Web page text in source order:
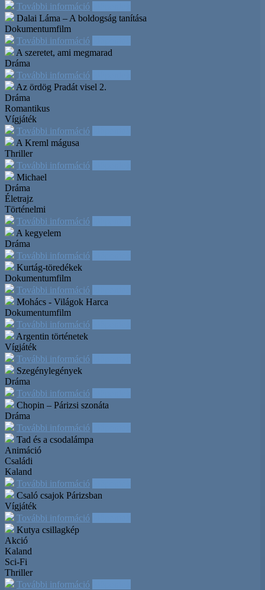
További információ
Dalai Láma – A boldogság tanítása
Dokumentumfilm
További információ
A szeretet, ami megmarad
Dráma
További információ
Az ördög Pradát visel 2.
Dráma
Romantikus
Vígjáték
További információ
A Kreml mágusa
Thriller
További információ
Michael
Dráma
Életrajz
Történelmi
További információ
A kegyelem
Dráma
További információ
Kurtág-töredékek
Dokumentumfilm
További információ
Mohács - Világok Harca
Dokumentumfilm
További információ
Argentin történetek
Vígjáték
További információ
Szegénylegények
Dráma
További információ
Chopin – Párizsi szonáta
Dráma
További információ
Tad és a csodalámpa
Animáció
Családi
Kaland
További információ
Csaló csajok Párizsban
Vígjáték
További információ
Kutya csillagkép
Akció
Kaland
Sci-Fi
Thriller
További információ